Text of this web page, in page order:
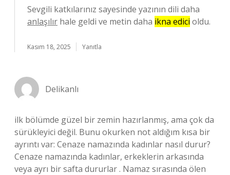
Sevgili katkılarınız sayesinde yazının dili daha
anlaşılır hale geldi ve metin daha ikna edici oldu.
Kasım 18, 2025 Yanıtla
Delikanlı
ilk bölümde güzel bir zemin hazırlanmış, ama çok da
sürükleyici değil. Bunu okurken not aldığım kısa bir
ayrıntı var: Cenaze namazında kadınlar nasıl durur?
Cenaze namazında kadınlar, erkeklerin arkasında
veya ayrı bir safta dururlar . Namaz sırasında ölen